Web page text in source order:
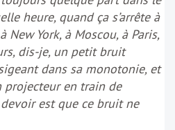
heure, quand ça s’arrête à
New York, à Moscou, à Paris,
dis-je, un petit bruit
dans sa monotonie, et
projecteur en train de
est que ce bruit ne